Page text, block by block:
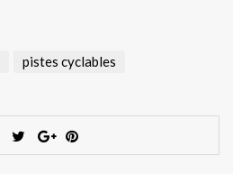
pistes cyclables